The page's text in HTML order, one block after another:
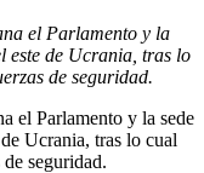
el Parlamento y la
este de Ucrania, tras lo
de seguridad.
el Parlamento y la sede
Ucrania, tras lo cual
seguridad.